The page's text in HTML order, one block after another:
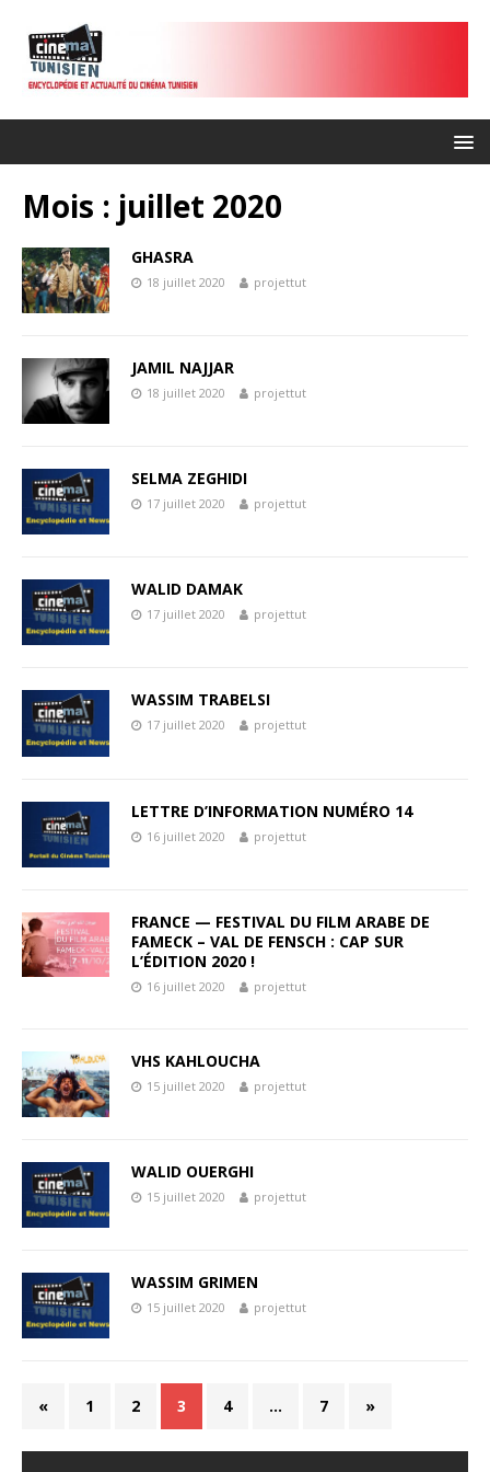
Mois : juillet 2020
GHASRA
18 juillet 2020 projettut
JAMIL NAJJAR
18 juillet 2020 projettut
SELMA ZEGHIDI
17 juillet 2020 projettut
WALID DAMAK
17 juillet 2020 projettut
WASSIM TRABELSI
17 juillet 2020 projettut
LETTRE D’INFORMATION NUMÉRO 14
16 juillet 2020 projettut
FRANCE — FESTIVAL DU FILM ARABE DE
FAMECK – VAL DE FENSCH : CAP SUR
L’ÉDITION 2020 !
16 juillet 2020 projettut
VHS KAHLOUCHA
15 juillet 2020 projettut
WALID OUERGHI
15 juillet 2020 projettut
WASSIM GRIMEN
15 juillet 2020 projettut
« 1 2 3 4 … 7 »